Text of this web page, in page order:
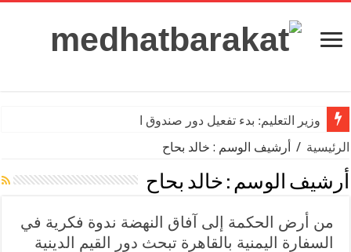
وزير التعليم: بدء تفعيل دور صندوق الرعاية
الرئيسية / أرشيف الوسم : خالد بحاح
أرشيف الوسم : خالد بحاح
من أرض الحكمة إلى آفاق النهضة ندوة فكرية في
السفارة اليمنية بالقاهرة تبحث دور القيم الدينية